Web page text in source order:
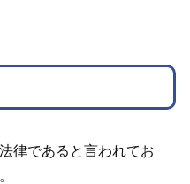
律であると言われてお